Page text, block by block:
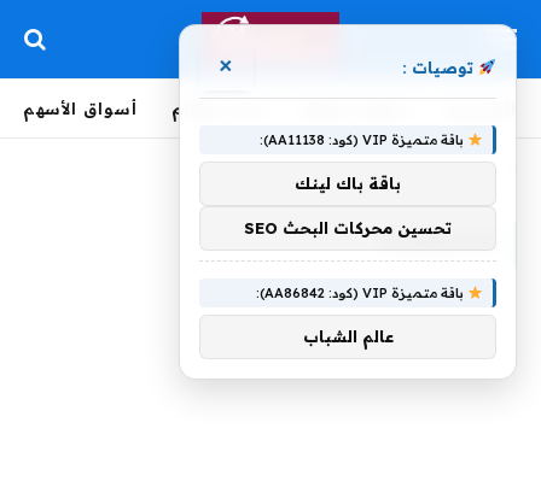
أخبار العالم أسواق الأسهم
فلسطينية
توصيات : ×
باقة متميزة VIP (كود: AA11138):
باقة باك لينك
تحسين محركات البحث SEO
باقة متميزة VIP (كود: AA86842):
عالم الشباب